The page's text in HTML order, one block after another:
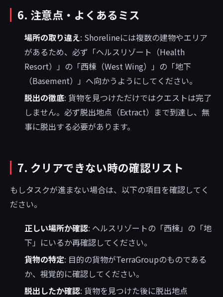
6. 注意点・よくあるミス
場所の取り違え: Shorelineには複数の建物やエリア
があるため、必ず「ヘルスリゾート（Health
Resort）」の「西棟（West Wing）」の「地下
（Basement）」へ向かうようにしてください。
脱出の徹底: 貨物を見つけただけではクエストは完了
しません。必ず脱出地点（Extract）まで到達し、無
事に脱出する必要があります。
7. クリアできない時の確認リスト
もしタスクが進まない場合は、以下の項目を確認してく
ださい。
正しい場所か確認: ヘルスリゾートの「西棟」の「地
下」にいるか再確認してください。
貨物の特定: 目的の貨物がTerraGroupのものである
か、視覚的に確認してください。
脱出したか確認: 貨物を見つけた後に脱出地点